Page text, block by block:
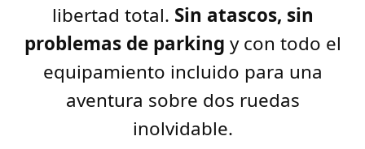
libertad total. Sin atascos, sin
problemas de parking y con todo el
equipamiento incluido para una
aventura sobre dos ruedas
inolvidable.